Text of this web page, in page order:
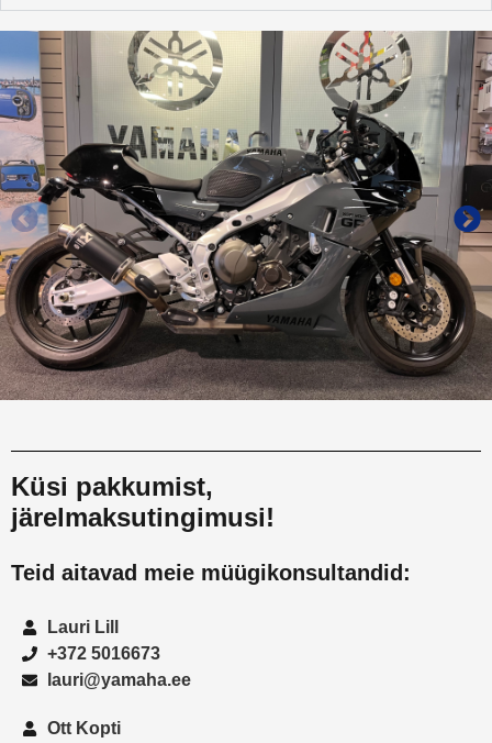
Küsi pakkumist,
järelmaksutingimusi!
Teid aitavad meie müügikonsultandid:
Lauri Lill
+372 5016673
lauri@yamaha.ee
Ott Kopti